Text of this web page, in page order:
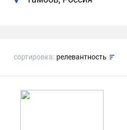
сортировка: релевантность